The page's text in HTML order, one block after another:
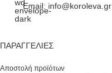
Email: info@koroleva.gr
ΠΑΡΑΓΓΕΛΊΕΣ
Αποστολή προϊότων